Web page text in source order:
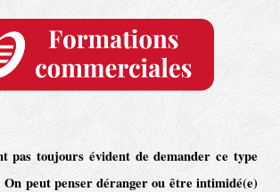
pas toujours évident de demander ce type
On peut penser déranger ou être intimidé(e)